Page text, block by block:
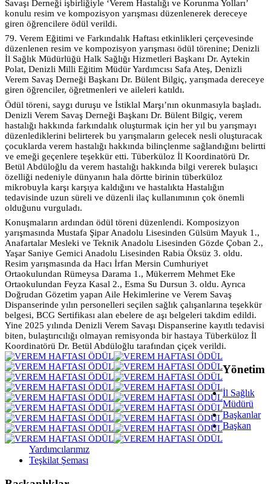
Savaşı Derneği işbirliğiyle ‘Verem Hastalığı ve Korunma Yolları’
konulu resim ve kompozisyon yarışması düzenlenerek dereceye
giren öğrencilere ödül verildi.
79. Verem Eğitimi ve Farkındalık Haftası etkinlikleri çerçevesinde
düzenlenen resim ve kompozisyon yarışması ödül törenine; Denizli
İl Sağlık Müdürlüğü Halk Sağlığı Hizmetleri Başkanı Dr. Aytekin
Polat, Denizli Milli Eğitim Müdür Yardımcısı Safa Ateş, Denizli
Verem Savaş Derneği Başkanı Dr. Bülent Bilgiç, yarışmada dereceye
giren öğrenciler, öğretmenleri ve aileleri katıldı.
Ödül töreni, saygı duruşu ve İstiklal Marşı’nın okunmasıyla başladı.
Denizli Verem Savaş Derneği Başkanı Dr. Bülent Bilgiç, verem
hastalığı hakkında farkındalık oluşturmak için her yıl bu yarışmayı
düzenlediklerini belirterek bu yarışmaların gelecek nesli oluşturacak
çocuklarda verem hastalığı hakkında bilinçlenme sağlandığını belirtti
ve emeği geçenlere teşekkür etti. Tüberküloz İl Koordinatörü Dr.
Betül Abdüloğlu da verem hastalığı hakkında bilgi vererek bulaşıcı
özelliği nedeniyle dünyanın hala dörtte birinin tüberküloz
mikrobuyla karşı karşıya kaldığını ve hastalıkta Hastalığın
tedavisinde uzun süreli ve düzenli ilaç kullanımının çok önemli
olduğunu vurguladı.
Konuşmaların ardından ödül töreni düzenlendi. Komposizyon
yarışmasında Mustafa Şipar Anadolu Lisesinden Gülsüm Mayuk 1.,
Anafartalar Mesleki ve Teknik Anadolu Lisesinden Gözde Çoban 2.,
Yaşar Saniye Gemici Anadolu Lisesinden Rabia Öksüz 3. oldu.
Resim yarışmasında da Hacı İrfan Mersin Cumhuriyet
Ortaokulundan Rümeysa Darama 1., Mükerrem Mehmet Eke
Ortaokulundan Feyza Kasal 2., Esma Su Dursun 3. oldu. Ayrıca
Doğrudan Gözetim yapan Aile Hekimlerine ve Verem Savaş
Dispanserinde yılın personelleri seçilen sağlık çalışanlarına teşekkür
belgesi, BCG Sertifikası alan ebelere de aşı belgeleri takdim edildi.
Yine 2025 yılında Denizli Verem Savaşı Dispanserine kayıtlı tedavisi
biten, bulaştırıcılığı olmayan remisyonda bir hastaya Tüberküloz İl
Koordinatörü Dr. Betül Abdüloğlu tarafından çiçek verildi.
Yönetim
İl Sağlık
Müdürü
Başkanlar
Başkan
Yardımcılarımız
Teşkilat Şeması